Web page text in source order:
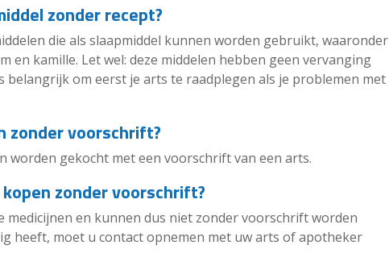
zonder recept?
die als slaapmiddel kunnen worden gebruikt, waaronder
en kamille. Let wel: deze middelen hebben geen vervanging
belangrijk om eerst je arts te raadplegen als je problemen met
zonder voorschrift?
worden gekocht met een voorschrift van een arts.
zonder voorschrift?
medicijnen en kunnen dus niet zonder voorschrift worden
heeft, moet u contact opnemen met uw arts of apotheker